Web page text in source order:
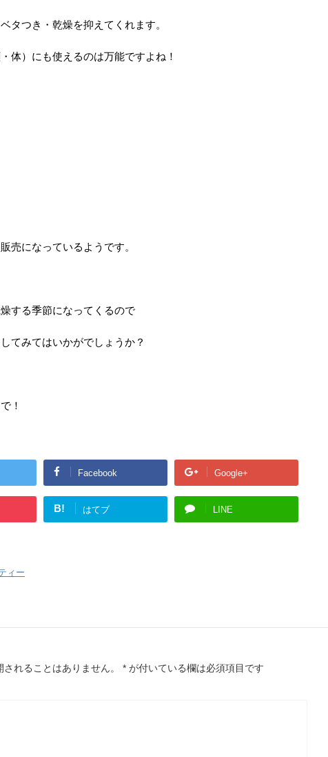
タつき・乾燥を抑えてくれます。
体）にも使えるのは万能ですよね！
売になっているようです。
する季節になってくるので
てみてはいかがでしょうか？
！
Facebook Google+
B! はてブ LINE
ィー
れることはありません。 * が付いている欄は必須項目です